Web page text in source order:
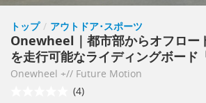
トップ / アウトドア･スポーツ
Onewheel｜都市部からオフロー
を走行可能なライディングボード
Onewheel +// Future Motion
(4)